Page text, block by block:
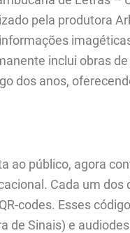
pela produtora
inclui obras
dos anos,
ao público, agora
Cada um dos
codes. Esses
de Sinais) e